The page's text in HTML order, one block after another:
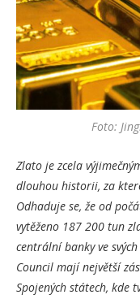
Foto:
Zlato je zcela
dlouhou historii, za
Odhaduje se, že od
vytěženo 187 200 tun
centrální banky ve
Council mají největší
Spojených státech, kde